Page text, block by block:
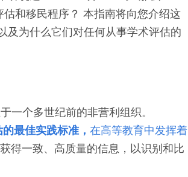
和移民程序？ 本指南将向您介绍这
及为什么它们对任何从事学术评估的
一个多世纪前的非营利组织。
最佳实践标准， 在高等教育中发挥着
得一致、高质量的信息，以识别和比